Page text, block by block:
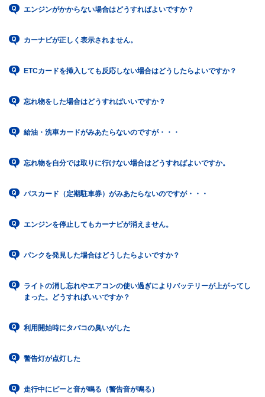
エンジンがかからない場合はどうすればよいですか？
カーナビが正しく表示されません。
ETCカードを挿入しても反応しない場合はどうしたらよいですか？
忘れ物をした場合はどうすればいいですか？
給油・洗車カードがみあたらないのですが・・・
忘れ物を自分では取りに行けない場合はどうすればよいですか。
パスカード（定期駐車券）がみあたらないのですが・・・
エンジンを停止してもカーナビが消えません。
パンクを発見した場合はどうしたらよいですか？
ライトの消し忘れやエアコンの使い過ぎによりバッテリーが上がってし
まった。どうすればいいですか？
利用開始時にタバコの臭いがした
警告灯が点灯した
走行中にピーと音が鳴る（警告音が鳴る）